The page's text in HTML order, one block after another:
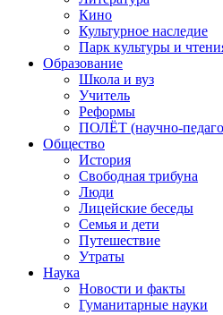
Кино
Культурное наследие
Парк культуры и
Образование
Школа и вуз
Учитель
Реформы
ПОЛЁТ (научно-
Общество
История
Свободная трибуна
Люди
Лицейские беседы
Семья и дети
Путешествие
Утраты
Наука
Новости и факты
Гуманитарные науки